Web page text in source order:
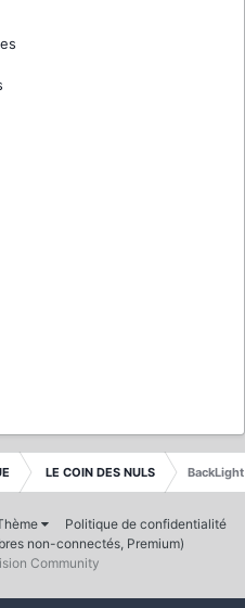
LE COIN DES NULS
Politique de confidentialité
non-connectés, Premium)
Community